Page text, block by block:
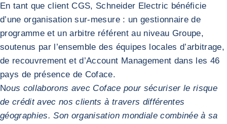
En tant que client CGS, Schneider Electric bénéficie
d’une organisation sur-mesure : un gestionnaire de
programme et un arbitre référent au niveau Groupe,
soutenus par l’ensemble des équipes locales d’arbitrage,
de recouvrement et d’Account Management dans les 46
pays de présence de Coface.
Nous collaborons avec Coface pour sécuriser le risque
de crédit avec nos clients à travers différentes
géographies. Son organisation mondiale combinée à sa